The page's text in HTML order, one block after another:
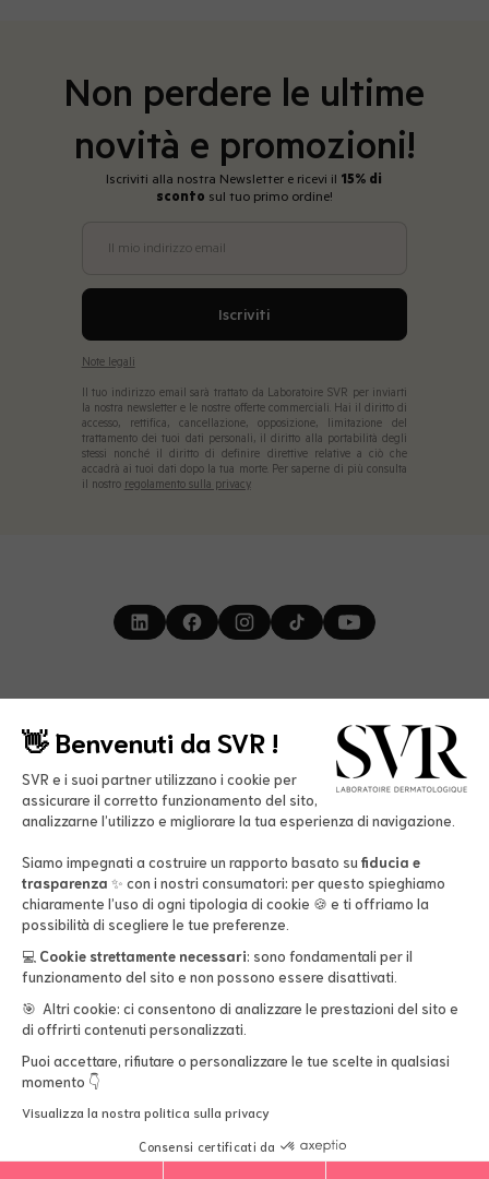
Aggiungi al carrello
Formato
200mL
Aggiungi-16.50€
Non perdere le ultime
novità e promozioni!
Iscriviti alla nostra Newsletter e ricevi il 15% di
sconto sul tuo primo ordine!
Il mio indirizzo email
Iscriviti
Note legali
Il tuo indirizzo email sarà trattato da Laboratoire SVR per inviarti
la nostra newsletter e le nostre offerte commerciali. Hai il diritto di
accesso, rettifica, cancellazione, opposizione, limitazione del
trattamento dei tuoi dati personali, il diritto alla portabilità degli
stessi nonché il diritto di definire direttive relative a ciò che
accadrà ai tuoi dati dopo la tua morte. Per saperne di più consulta
il nostro regolamento sulla privacy.
Trattamenti viso
Trattamenti corpo
Solari
Accessibility
Il Laboratorio
Manifesto
Impatto Ambientale
La protezione solare
Kresk 4 Ocean
-15% sul primo ordine
Programma di fedeltà
In Farmacia
Aiuto
Contatti
FAQ
Resi e rimborsi
Tracciamento dell'ordine
Carriera
Condizioni generali di vendita
Informativa sulla privacy
Politica sui cookie
Informazioni legali
👋​ Benvenuti da SVR !
SVR e i suoi partner utilizzano i cookie per
assicurare il corretto funzionamento del sito,
analizzarne l’utilizzo e migliorare la tua esperienza di navigazione.
Siamo impegnati a costruire un rapporto basato su fiducia e
trasparenza ✨ con i nostri consumatori: per questo spieghiamo
chiaramente l’uso di ogni tipologia di cookie 🍪 e ti offriamo la
possibilità di scegliere le tue preferenze.
💻 Cookie strettamente necessari: sono fondamentali per il
funzionamento del sito e non possono essere disattivati.
🎯 Altri cookie: ci consentono di analizzare le prestazioni del sito e
di offrirti contenuti personalizzati.
Puoi accettare, rifiutare o personalizzare le tue scelte in qualsiasi
momento 👇
Visualizza la nostra politica sulla privacy
Consensi certificati da